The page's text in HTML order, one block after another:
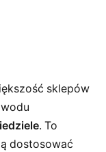
sklepów
. To
dostosować